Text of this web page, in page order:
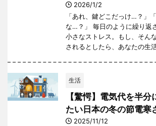
2026/1/2
「あれ、鍵どこだっけ…？」
な…？」 毎日のように繰り返
小さなストレス。もし、そん
されるとしたら、あなたの生
生活
【驚愕】電気代を半
たい日本の冬の節電寒
2025/11/12